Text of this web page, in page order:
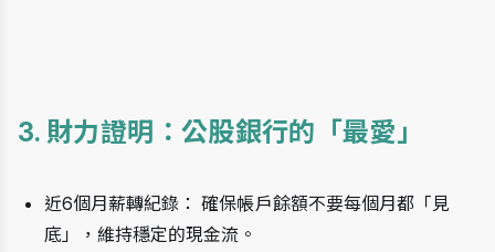
3. 財力證明：公股銀行的「最愛」
近6個月薪轉紀錄： 確保帳戶餘額不要每個月都「見
底」，維持穩定的現金流。